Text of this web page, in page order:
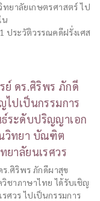
ยาลัยเกษตรศาสตร์ ไป
น
ประวัติวรรณคดีฝรั่งเศส
ย์ ดร.ศิริพร ภักดี
ไปเป็นกรรมการ
ระดับปริญญาเอก
วิทยา บัณฑิต
ยาลัยนเรศวร
ร.ศิริพร ภักดีผาสุข
ชาภาษาไทย ได้รับเชิญ
ศวร ไปเป็นกรรมการ